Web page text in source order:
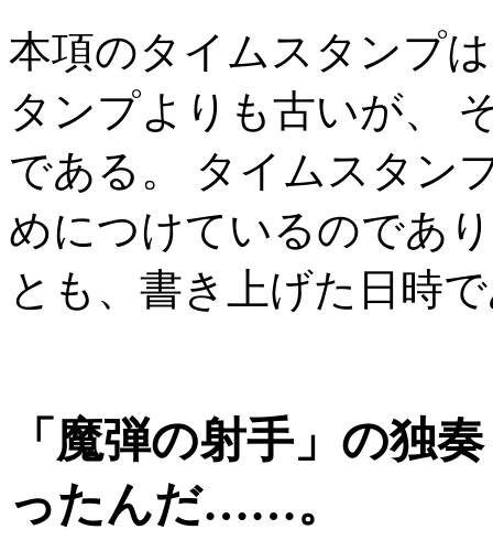
本項のタイムスタンプ
タンプよりも古いが、
である。 タイムスタン
めにつけているのであ
とも、書き上げた日時
「魔弾の射手」の独
ったんだ……。